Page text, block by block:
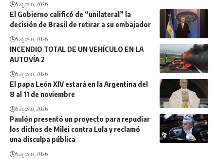
5 agosto, 2026
El Gobierno calificó de “unilateral” la
decisión de Brasil de retirar a su embajador
5 agosto, 2026
INCENDIO TOTAL DE UN VEHÍCULO EN LA
AUTOVÍA 2
5 agosto, 2026
El papa León XIV estará en la Argentina del
8 al 11 de noviembre
5 agosto, 2026
Paulón presentó un proyecto para repudiar
los dichos de Milei contra Lula y reclamó
una disculpa pública
5 agosto, 2026